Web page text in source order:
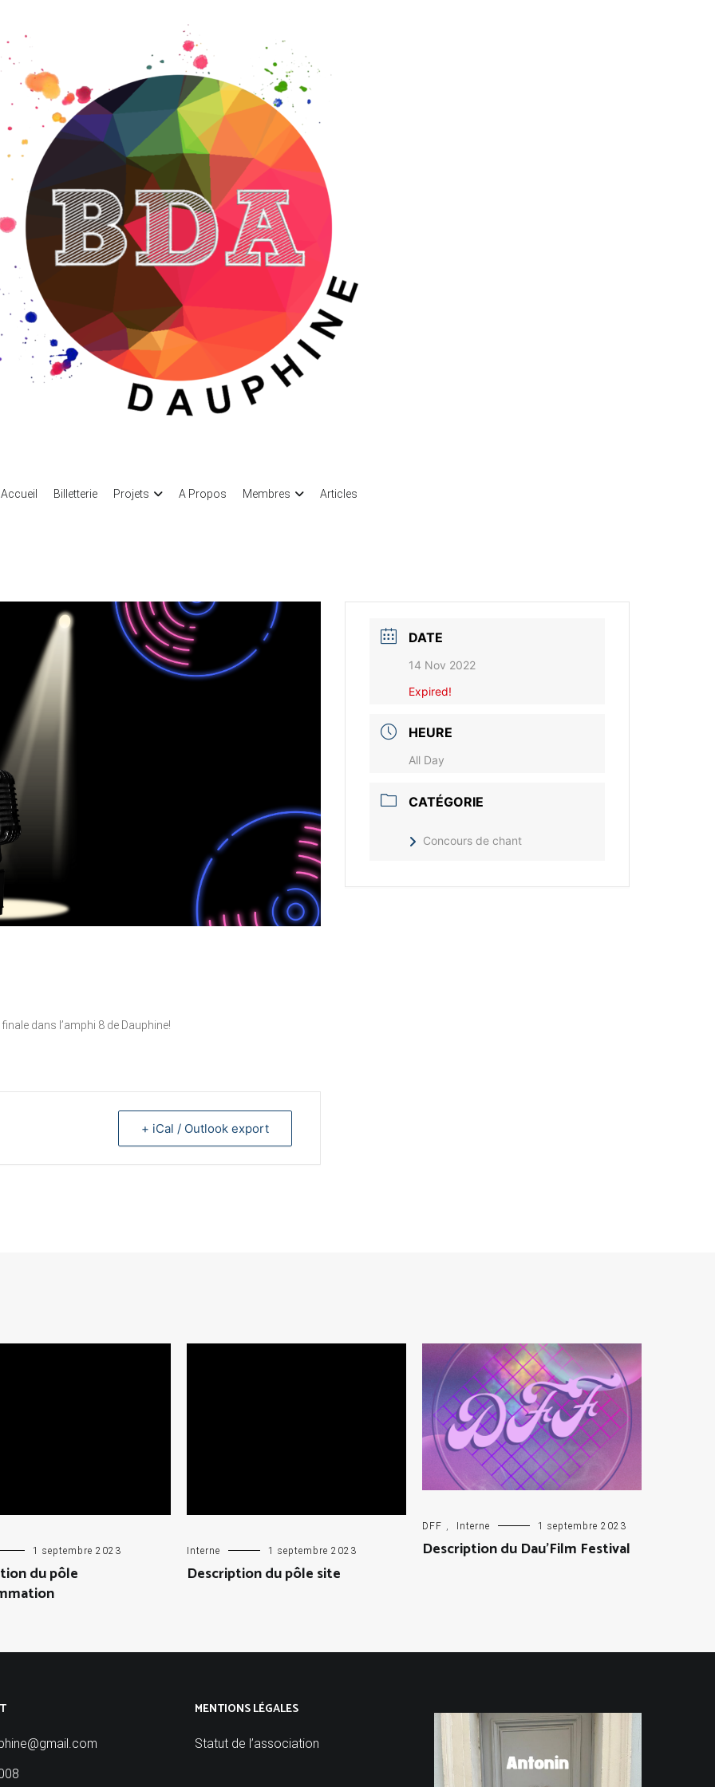
Accueil
Billetterie Projets A Propos Membres Articles
dans l’amphi 8 de Dauphine!
+ iCal / Outlook export
DATE
14 Nov 2022
Expired!
HEURE
All Day
CATÉGORIE
Concours de chant
1 septembre 2023
du pôle
Interne 1 septembre 2023
Description du pôle site
DFF Interne 1 septembre 2023
Description du Dau’Film Festival
MENTIONS LÉGALES
Statut de l’association